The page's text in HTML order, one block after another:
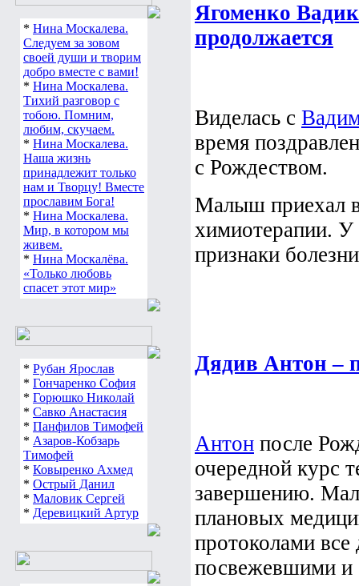
* Нина Москалева.
Следуем за зовом
своей души и творим
добро вместе с вами!
* Нина Москалева.
Тихий разговор с
тобою. Помним,
любим, скучаем.
* Нина Москалева.
Наша жизнь
принадлежит только
нам и Творцу! Вместе
прославим Бога!
* Нина Москалева.
Мир, в котором мы
живем.
* Нина Москалёва.
«Только любовь
спасет этот мир»
* Рубан Ярослав
* Гончаренко София
* Горюшко Николай
* Савко Анастасия
* Панфилов Тимофей
* Азаров-Кобзарь
Тимофей
* Ковыренко Ахмед
* Острый Данил
* Маловик Сергей
* Деревицкий Артур
Ягоменко
продолжается
Виделась с
время
с Рождеством.
Малыш приехал
химиотерапии. У
признаки
Дядив Антон –
Антон после
очередной курс
завершению.
плановых
протоколами
посвежевшими и